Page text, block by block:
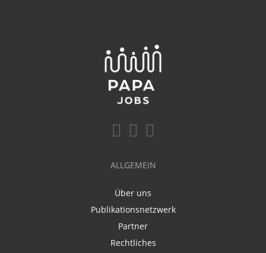
ALLGEMEIN
Über uns
Publikationsnetzwerk
Partner
Rechtliches